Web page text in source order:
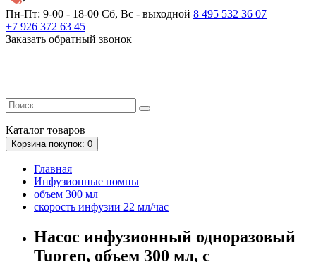
Пн-Пт: 9-00 - 18-00 Сб, Вс - выходной 8 495 532 36 07
+7 926 372 63 45
Заказать обратный звонок
Каталог товаров
Корзинапокупок: 0
Главная
Инфузионные помпы
объем 300 мл
скорость инфузии 22 мл/час
Насос инфузионный одноразовый
Tuoren, объем 300 мл, с